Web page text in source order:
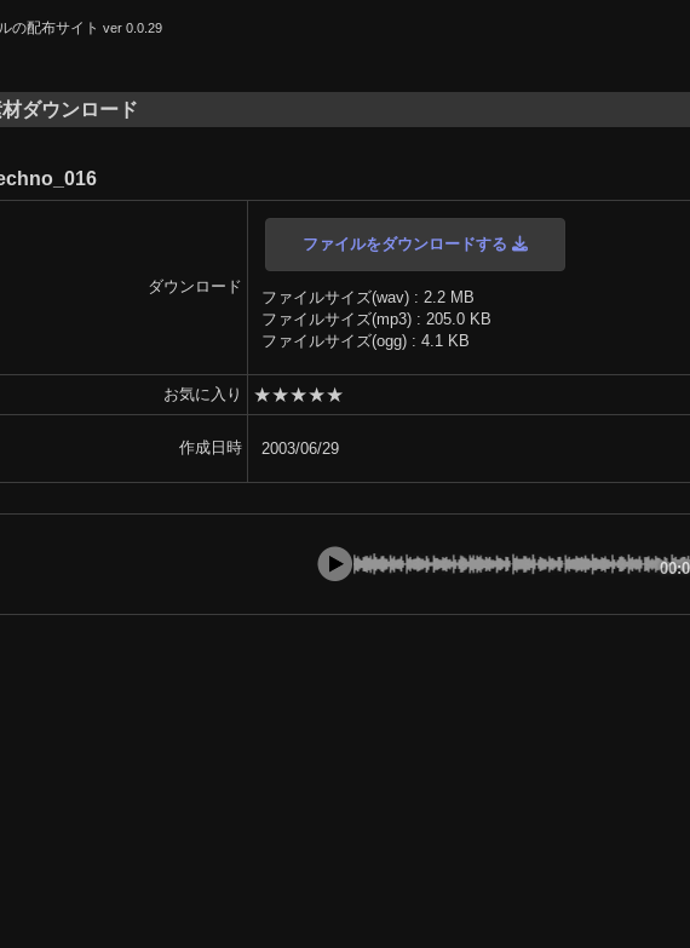
の配布サイト ver 0.0.29
ダウンロード
ダウンロード
ファイルをダウンロードする
ファイルサイズ(wav) : 2.2 MB
ファイルサイズ(mp3) : 205.0 KB
ファイルサイズ(ogg) : 4.1 KB
お気に入り ★★★★★
作成日時 2003/06/29